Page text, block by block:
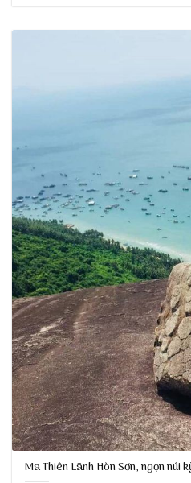
Ma Thiên Lãnh Hòn Sơn, ngọn núi